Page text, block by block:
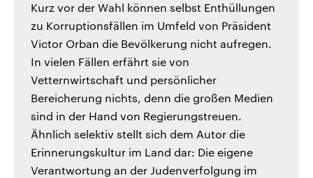
Kurz vor der Wahl können selbst Enthüllungen
zu Korruptionsfällen im Umfeld von Präsident
Victor Orban die Bevölkerung nicht aufregen.
In vielen Fällen erfährt sie von
Vetternwirtschaft und persönlicher
Bereicherung nichts, denn die großen Medien
sind in der Hand von Regierungstreuen.
Ähnlich selektiv stellt sich dem Autor die
Erinnerungskultur im Land dar: Die eigene
Verantwortung an der Judenverfolgung im